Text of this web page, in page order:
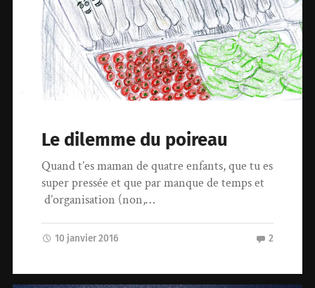
Le dilemme du poireau
Quand t’es maman de quatre enfants, que tu es
super pressée et que par manque de temps et
d’organisation (non,…
10 janvier 2016 2